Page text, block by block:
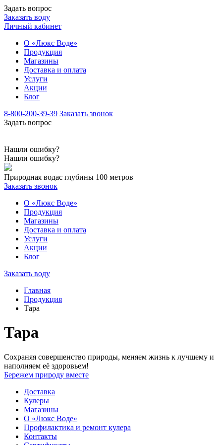
Задать вопрос
Заказать воду
Личный кабинет
О «Люкс Воде»
Продукция
Магазины
Доставка и оплата
Услуги
Акции
Блог
8-800-200-39-39 Заказать звонок
Задать вопрос
Нашли ошибку?
Нашли ошибку?
Природная водас глубины 100 метров
Заказать звонок
О «Люкс Воде»
Продукция
Магазины
Доставка и оплата
Услуги
Акции
Блог
Заказать воду
Главная
Продукция
Тара
Тара
Сохраняя совершенство природы, меняем жизнь к лучшему и
наполняем её здоровьем!
Бережем природу вместе
Доставка
Кулеры
Магазины
О «Люкс Воде»
Профилактика и ремонт кулера
Контакты